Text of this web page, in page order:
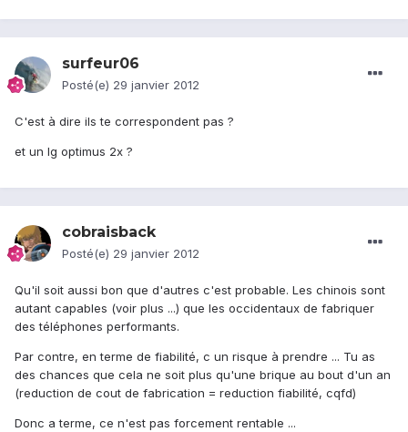
surfeur06
Posté(e) 29 janvier 2012
C'est à dire ils te correspondent pas ?
et un lg optimus 2x ?
cobraisback
Posté(e) 29 janvier 2012
Qu'il soit aussi bon que d'autres c'est probable. Les chinois sont
autant capables (voir plus ...) que les occidentaux de fabriquer
des téléphones performants.
Par contre, en terme de fiabilité, c un risque à prendre ... Tu as
des chances que cela ne soit plus qu'une brique au bout d'un an
(reduction de cout de fabrication = reduction fiabilité, cqfd)
Donc a terme, ce n'est pas forcement rentable ...